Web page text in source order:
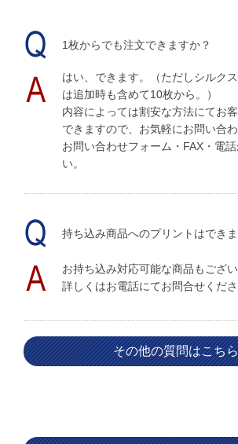
1枚からでも注文できますか？
はい、できます。（ただしシルク
は追加時も含めて10枚から。）
内容によっては割安な方法にてお
できますので、お気軽にお問い合わ
お問い合わせフォーム・FAX・電
い。
持ち込み商品へのプリントはでき
お持ち込み対応可能な商品もござい
詳しくはお電話にてお問合せくださ
その他の質問はこちら